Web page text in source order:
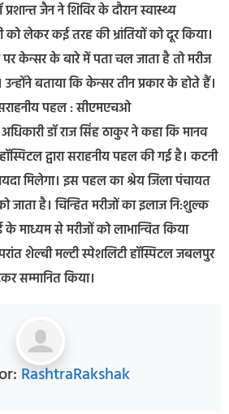
जैन ने शिविर के दौरान स्वास्थ्य
को लेकर कई तरह की भ्रांतियों को दूर किया।
केन्सर के बारे में पता चल जाता है तो मरीज
बताया कि केन्सर तीन प्रकार के होते हैं।
पहल : सीएमएचओ
डॉ राज सिंह ठाकुर ने कहा कि मानव
द्वारा सराहनीय पहल की गई है। कटनी
मिलेगा। इस पहल का श्रेय जिला पंचायत
जाता है। चिन्हित मरीजों का इलाज नि:शुल्क
के माध्यम से मरीजों को लाभान्वित किया
शेल्बी मल्टी स्पेशलिटी हॉस्पिटल जबलपुर
सम्मानित किया।
RashtraRakshak